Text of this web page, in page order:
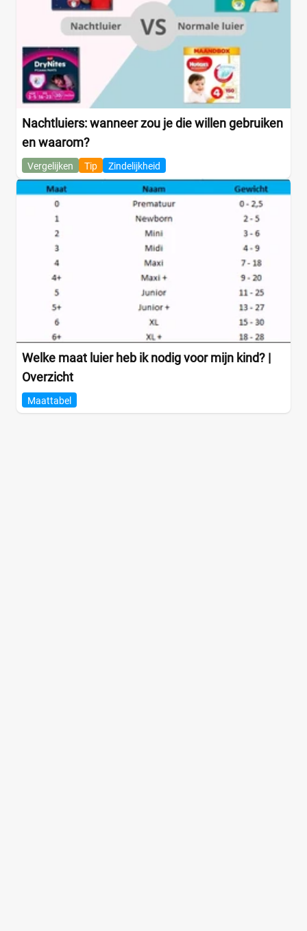
Nachtluiers: wanneer zou je die willen gebruiken
en waarom?
Vergelijken Tip Zindelijkheid
Welke maat luier heb ik nodig voor mijn kind? |
Overzicht
Maattabel